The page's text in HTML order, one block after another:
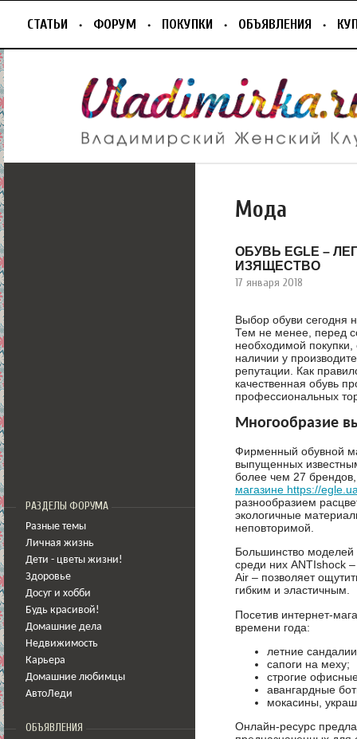
СТАТЬИ ФОРУМ ПОКУПКИ ОБЪЯВЛЕНИЯ
РАЗДЕЛЫ ФОРУМА
Разные темы
Личная жизнь
Дети - цветы жизни!
Здоровье
Досуг и хобби
Будь красивой!
Домашние дела
Недвижимость
Карьера
Домашние любимцы
АвтоЛеди
ОБЪЯВЛЕНИЯ
Мода
ОБУВЬ EGLE –
ИЗЯЩЕСТВО
17 января 2018
Выбор обуви сегодня
Тем не менее, перед
необходимой покупки,
наличии у
репутации. Как
качественная обувь
профессиональных
Многообразие
Фирменный обувной
выпущенных
более чем 27
магазине https://
разнообразием
экологичные
неповторимой.
Большинство
среди них ANTIshock
Air – позволяет
гибким и эластичным.
Посетив интернет-
времени года:
летние
сапоги на меху;
строгие
авангардные
мокасины,
Онлайн-ресурс